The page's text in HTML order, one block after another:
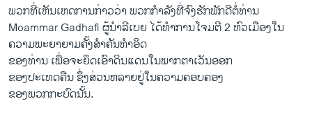
ຕິດຕາມພວກເຮົາ ທີ່
ພາສາຕ່າງໆ
ພວກ​ທີ່​ເຫັນ​ເຫດການ​ກ່າວ​ວ່າ ​ພວກ​ກໍາລັງ​ທີ່ຈົງ​ຮັກ​ພັກດີ​ຕໍ່​ທ່ານ
Moammar Gadhafi ຜູ້​ນຳລີເບຍ ​ໄດ້​ທໍາ​ການ​ໂຈມ​ຕີ 2 ຫົວ​ເມືອງ​ໃນ​
ຄວາມ​ພະຍາຍາມ​ຄັ້ງ​ສໍາຄັນ​ທໍາ​ອິດ​
ຂອງ​ທ່ານ​ ເພື່ອ​ຈະ​ຍຶດ​ເອົາດິນ​ແດນ​ໃນ​ພາກ​ຕາ​ເວັນ​ອອກ
ຂອງ​ປະ​ເທດຄືນ ​ຊຶ່ງ​ສ່ວນ​ຫລາຍ​ຢູ່​ໃນ​ຄວາມ​ຄອບຄອງ​
ຂອງ​ພວກ​ກະບົດ​ນັ້ນ.